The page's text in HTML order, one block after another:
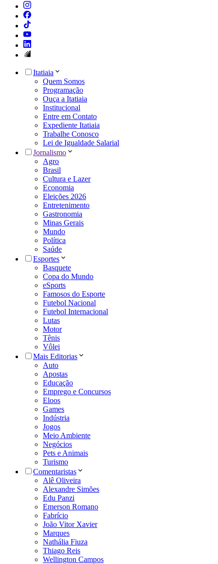
Itatiaia
Quem Somos
Programação
Ouça a Itatiaia
Institucional
Entre em Contato
Expediente Itatiaia
Trabalhe Conosco
Lei de Igualdade Salarial
Jornalismo
Agro
Brasil
Cultura e Lazer
Economia
Eleições 2026
Entretenimento
Gastronomia
Minas Gerais
Mundo
Política
Saúde
Esportes
Basquete
Copa do Mundo
eSports
Famosos do Esporte
Futebol Nacional
Futebol Internacional
Lutas
Motor
Tênis
Vôlei
Mais Editorias
Auto
Apostas
Educação
Emprego e Concursos
Eloos
Games
Indústria
Jogos
Meio Ambiente
Negócios
Pets e Animais
Turismo
Comentaristas
Alê Oliveira
Alexandre Simões
Edu Panzi
Emerson Romano
Fabrício
João Vitor Xavier
Marques
Nathália Fiuza
Thiago Reis
Wellington Campos